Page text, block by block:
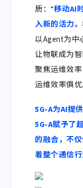
质：“移动AI
入新的活力。
以Agent为中
让物联成为智
聚焦运维效
运维效率俱优
5G-A为AI提
5G-A赋予了
的融合，不
着整个通信行